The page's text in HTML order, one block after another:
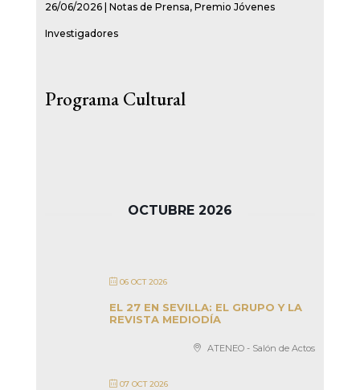
26/06/2026| Notas de Prensa, Premio Jóvenes
Investigadores
Programa Cultural
OCTUBRE 2026
06 OCT 2026
EL 27 EN SEVILLA: EL GRUPO Y LA
REVISTA MEDIODÍA
ATENEO - Salón de Actos
07 OCT 2026